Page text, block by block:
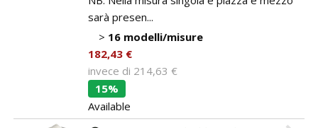
sarà presen...
> 16 modelli/misure
182,43 €
invece di 214,63 €
15%
Available